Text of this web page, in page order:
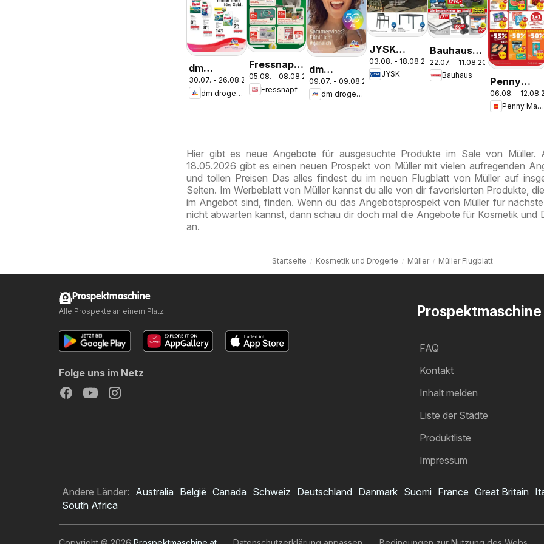
Müller Prospekt
Ich möchte den Prospekt abonnieren
dm
drogerie
markt
30.07. - 26.08.2026
dm drogerie markt
Fressnapf
Angebote
05.08. - 08.08.2026
Fressnapf
dm
drogerie
markt
09.07. - 09.08.2026
dm drogerie markt
JYSK
Garten
Abverkauf
03.08. - 18.08.2026
JYSK
Bauhaus
Pasching,
Wels,
22.07. - 11.08.2026
Bauhaus
Penny
Markt Die
ganze
06.08. -
Penny Markt
Hier gibt es neue Angebote für ausgesuchte Produkte im Sale von Müller.
18.05.2026 gibt es einen neuen Prospekt von Müller mit vielen aufregenden
und tollen Preisen Das alles findest du im neuen Flugblatt von Müller auf
Seiten. Im Werbeblatt von Müller kannst du alle von dir favorisierten Produkte,
im Angebot sind, finden. Wenn du das Angebotsprospekt von Müller für
nicht abwarten kannst, dann schau dir doch mal die Angebote für Kosmetik und
an.
Startseite Kosmetik und Drogerie Müller Müller Flugblatt
Prospektmaschine
FAQ
Kontakt
Inhalt melden
Liste der Städte
Produktliste
Impressum
Prospektmaschine
Alle Prospekte an einem Platz
Folge uns im Netz
Andere Länder: Australia België Canada Schweiz Deutschland Danmark Suomi France Great Britain
South Africa